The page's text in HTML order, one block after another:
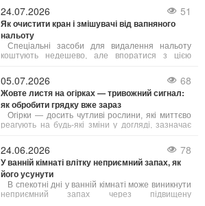
щороку радували рясним і тривалим цвітінням.
24.07.2026 51
Як очистити кран і змішувачі від вапняного
нальоту
Спеціальні засоби для видалення нальоту
коштують недешево, але впоратися з цією
продуктами. Розглянемо, як повернути блиск
сантехніці й при цьому не пошкодити її
делікатне покриття.
05.07.2026 68
Жовте листя на огірках — тривожний сигнал:
як обробити грядку вже зараз
Огірки — досить чутливі рослини, які миттєво
реагують на будь-які зміни у догляді, зазначає
кілька днів спеки, нерегулярного поливу або
неправильного внесення добрив.
24.06.2026 78
У ванній кімнаті влітку неприємний запах, як
його усунути
В спекотні дні у ванній кімнаті може виникнути
неприємний запах через підвищену